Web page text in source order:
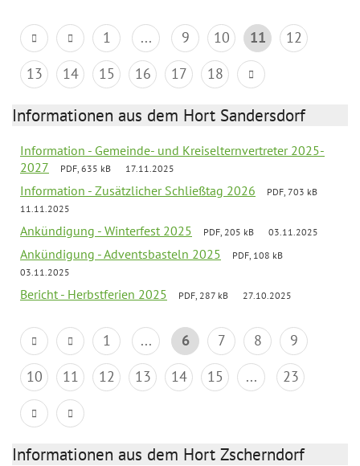
1 ... 9 10 11
12
13
14 15 16 17 18
Informationen aus dem Hort Sandersdorf
Information - Gemeinde- und Kreiselternvertreter 2025-
2027
PDF, 635 kB 17.11.2025
Information - Zusätzlicher Schließtag 2026
PDF, 703 kB
11.11.2025
Ankündigung - Winterfest 2025 PDF, 205 kB 03.11.2025
Ankündigung - Adventsbasteln 2025
PDF, 108 kB
03.11.2025
Bericht - Herbstferien 2025 PDF, 287 kB 27.10.2025
1 ... 6 7 8
9
10
11 12 13 14 15 ... 23
Informationen aus dem Hort Zscherndorf